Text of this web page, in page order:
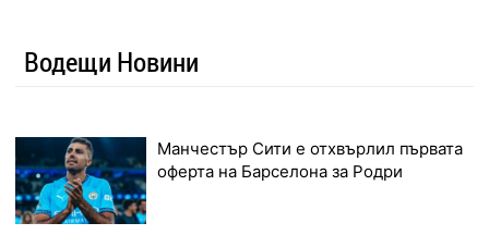
Водещи Новини
Манчестър Сити е отхвърлил първата
оферта на Барселона за Родри